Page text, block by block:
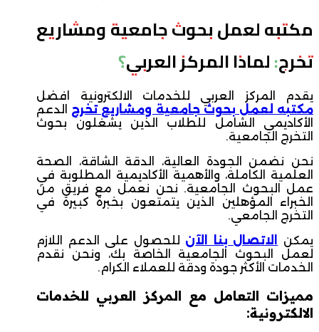
مكتبه لعمل بحوث جامعية ومشاريع
تخرج: لماذا المركز العربي؟
يقدم المركز العربي للخدمات الالكترونية افضل
مكتبه لعمل بحوث جامعية ومشاريع تخرج الدعم
الأكاديمي الشامل للطلاب الذين يشغلون بحوث
التخرج الجامعية.
نحن نضمن الجودة العالية، الدقة الشاقة، الصحة
العلمية الكاملة، والأهمية الأكاديمية المطلوبة في
عمل البحوث الجامعية. نحن نعمل مع فريق من
الخبراء المؤهلين الذين يتمتعون بخبرة كبيرة في
التخرج الجامعي.
يمكن
الاتصال بنا الآن للحصول على الدعم اللازم
لعمل البحوث الجامعية الخاصة بك، ونحن نقدم
الخدمات الأكثر جودة ودقة للعملاء الكرام.
مميزات التعامل مع المركز العربي للخدمات
الالكترونية: